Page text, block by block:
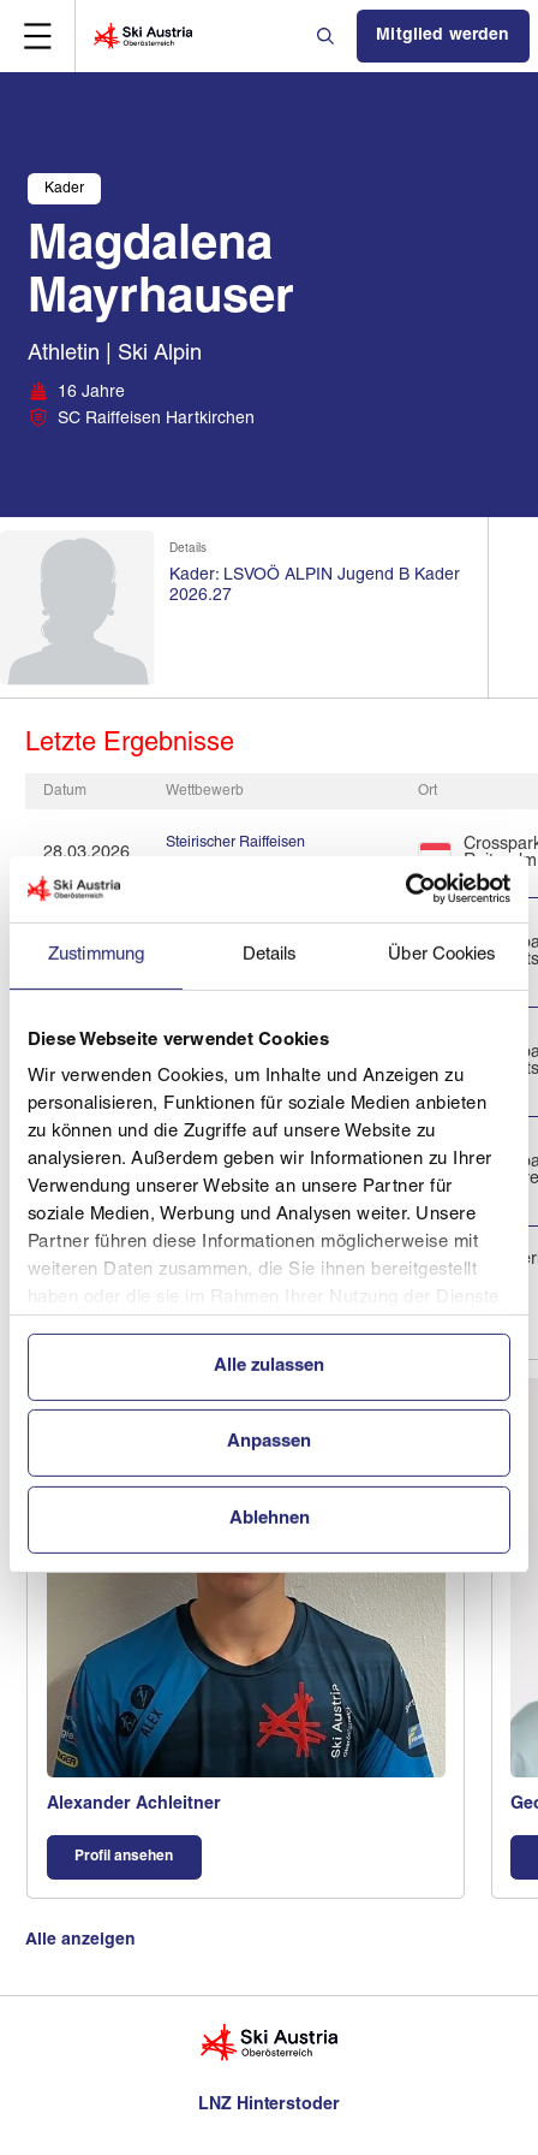
Zustimmung Details Über Cookies
Diese Webseite verwendet Cookies
Wir verwenden Cookies, um Inhalte und Anzeigen zu
personalisieren, Funktionen für soziale Medien anbieten
zu können und die Zugriffe auf unsere Website zu
analysieren. Außerdem geben wir Informationen zu Ihrer
Verwendung unserer Website an unsere Partner für
soziale Medien, Werbung und Analysen weiter. Unsere
Partner führen diese Informationen möglicherweise mit
weiteren Daten zusammen, die Sie ihnen bereitgestellt
Alle zulassen
Anpassen
Ablehnen
Mitglied werden
Kader
Magdalena
Mayrhauser
Athletin | Ski Alpin
16 Jahre
SC Raiffeisen Hartkirchen
Details
Kader: LSVOÖ ALPIN Jugend B Kader
2026.27
Letzte Ergebnisse
Datum Wettbewerb Ort
28.03.2026
Steirischer Raiffeisen
Reiteralm
20.03.2026
SALZBURGMILCH KIDSCUP
SCHÜLERMEISTERSCHAFTEN
18.03.2026
SALZBURGMILCH KIDSCUP
2026 ÖSV
SCHÜLERMEISTERSCHAFTEN
FIS -
18.03.2026 FUTURE CHAMPIONS
Alexander Achleitner
Profil ansehen
Alle anzeigen
LNZ Hinterstoder